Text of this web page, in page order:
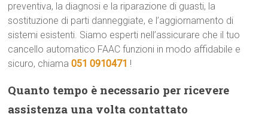
preventiva, la diagnosi e la riparazione di guasti, la
sostituzione di parti danneggiate, e l’aggiornamento di
sistemi esistenti. Siamo esperti nell’assicurare che il tuo
cancello automatico FAAC funzioni in modo affidabile e
sicuro, chiama051 0910471 !
Quanto tempo è necessario per ricevere
assistenza una volta contattato